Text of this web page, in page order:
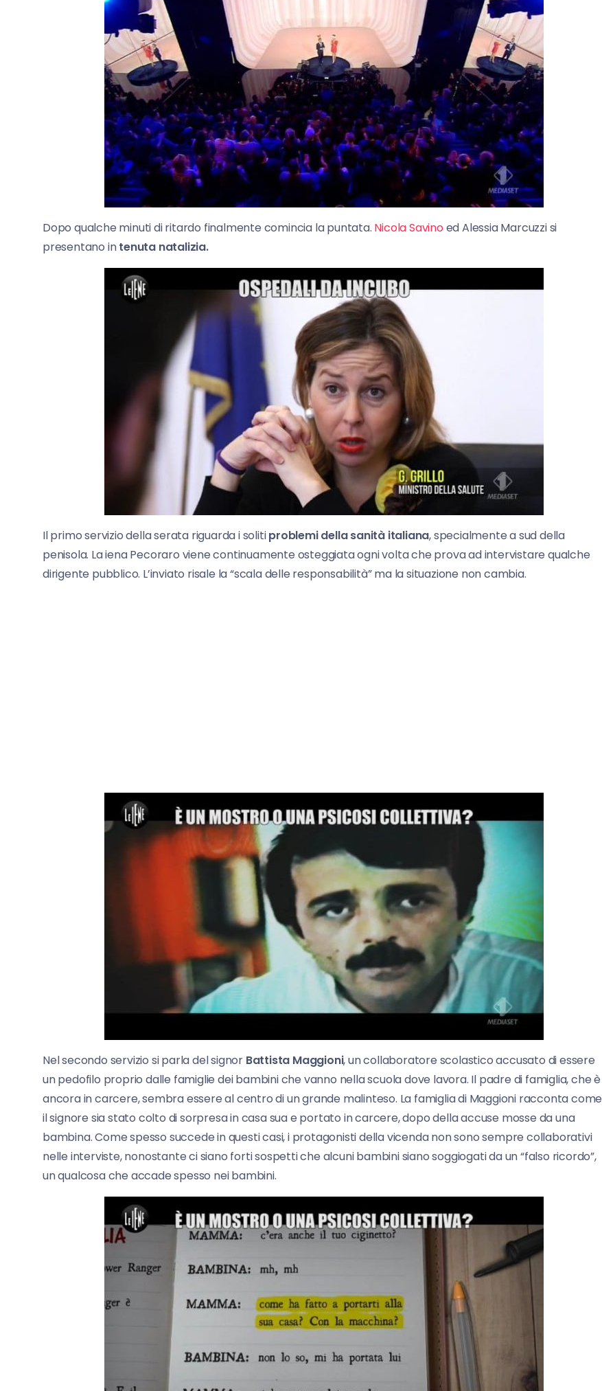
Dopo qualche minuti di ritardo finalmente comincia la puntata. Nicola Savinoed Alessia Marcuzzi si
presentano intenuta natalizia.
Il primo servizio della serata riguarda i solitiproblemi della sanità italiana, specialmente a sud della
penisola. La iena Pecoraro viene continuamente osteggiata ogni volta che prova ad intervistare qualche
dirigente pubblico. L’inviato risale la “scala delle responsabilità” ma la situazione non cambia.
Nel secondo servizio si parla del signor Battista Maggioni, un collaboratore scolastico accusato di essere
un pedofilo proprio dalle famiglie dei bambini che vanno nella scuola dove lavora. Il padre di famiglia, che è
ancora in carcere, sembra essere al centro di un grande malinteso. La famiglia di Maggioni racconta come
il signore sia stato colto di sorpresa in casa sua e portato in carcere, dopo della accuse mosse da una
bambina. Come spesso succede in questi casi, i protagonisti della vicenda non sono sempre collaborativi
nelle interviste, nonostante ci siano forti sospetti che alcuni bambini siano soggiogati da un “falso ricordo”,
un qualcosa che accade spesso nei bambini.